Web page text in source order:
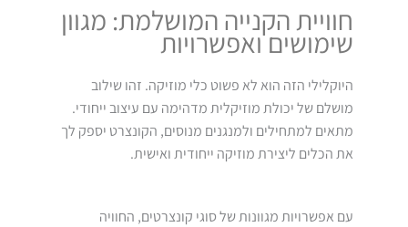
חוויית הקנייה המושלמת: מגוון
שימושים ואפשרויות
היוקלילי הזה הוא לא פשוט כלי מוזיקה. זהו שילוב
מושלם של יכולת מוזיקלית מדהימה עם עיצוב ייחודי.
מתאים למתחילים ולמנגנים מנוסים, הקונצרט יספק לך
את הכלים ליצירת מוזיקה ייחודית ואישית.
עם אפשרויות מגוונות של סוגי קונצרטים, החוויה